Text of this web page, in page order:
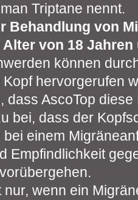
Triptane nennt.
Behandlung von
von 18
können
Kopf hervorgerufen
dass AscoTop
bei, dass der
einem
Empfindlichkeit
nur, wenn ein